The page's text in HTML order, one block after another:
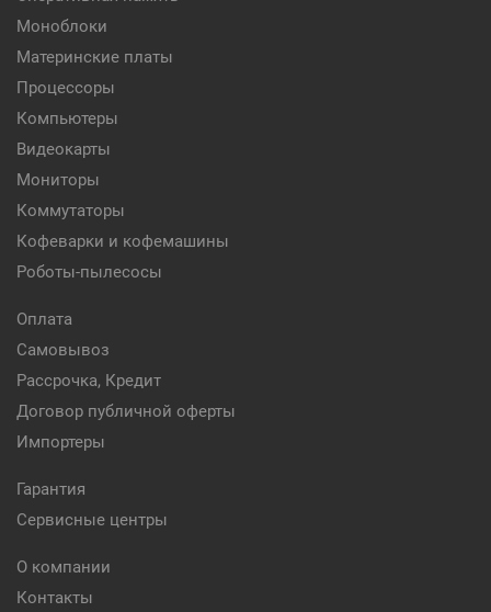
Моноблоки
Материнские платы
Процессоры
Компьютеры
Видеокарты
Мониторы
Коммутаторы
Кофеварки и кофемашины
Роботы-пылесосы
Оплата
Самовывоз
Рассрочка, Кредит
Договор публичной оферты
Импортеры
Гарантия
Сервисные центры
О компании
Контакты